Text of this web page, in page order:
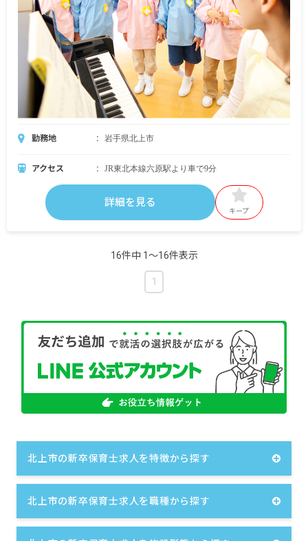
勤務地 岩手県北上市
アクセス JR東北本線六原駅より車で9分
詳細を見る
キープ
16件中 1〜16件表示
1
北上市の新卒保育士求人を特徴から探す
北上市の新卒保育士求人を職種から探す